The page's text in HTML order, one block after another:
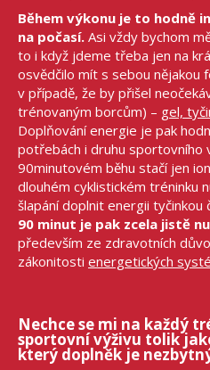
Během výkonu je to hodně
na počasí. Asi vždy bychom
to i když jdeme třeba jen na
osvědčilo mít s sebou nějakou
v případě, že by přišel
trénovaným borcům) – gel,
Doplňování energie je pak
potřebách i druhu sportovního
90minutovém běhu stačí jen
dlouhém cyklistickém tréninku
šlapání doplnit energii tyčinkou
90 minut je pak zcela jistě
především ze zdravotních
zákonitosti energetických
Nechce se mi na každý
sportovní výživu tolik
který doplněk je